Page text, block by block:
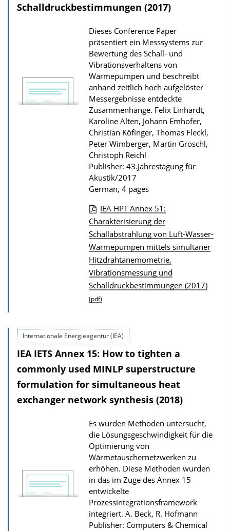
D
w
n
l
o
a
d
s
Schalldruckbestimmungen (2017)
Dieses Conference Paper
präsentiert ein Messsystems zur
Bewertung des Schall- und
Vibrationsverhaltens von
Wärmepumpen und beschreibt
anhand zeitlich hoch aufgelöster
Messergebnisse entdeckte
Zusammenhänge. Felix Linhardt,
Karoline Alten, Johann Emhofer,
Christian Köfinger, Thomas Fleckl,
Peter Wimberger, Martin Gröschl,
Christoph Reichl
Publisher: 43.Jahrestagung für
Akustik/2017
German, 4 pages
P
u
b
l
i
c
a
i
o
n
n
l
o
a
d
s
IEA HPT Annex 51:
Charakterisierung der
Schallabstrahlung von Luft-Wasser-
Wärmepumpen mittels simultaner
Hitzdrahtanemometrie,
Vibrationsmessung und
Schalldruckbestimmungen (2017)
(pdf)
Internationale Energieagentur (IEA)
IEA IETS Annex 15: How to tighten a
commonly used MINLP superstructure
formulation for simultaneous heat
exchanger network synthesis (2018)
Es wurden Methoden untersucht,
die Lösungsgeschwindigkeit für die
Optimierung von
Wärmetauschernetzwerken zu
erhöhen. Diese Methoden wurden
in das im Zuge des Annex 15
entwickelte
Prozessintegrationsframework
integriert. A. Beck, R. Hofmann
Publisher: Computers & Chemical